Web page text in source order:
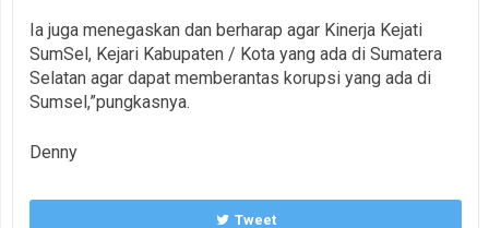
Ia juga menegaskan dan berharap agar Kinerja Kejati
SumSel, Kejari Kabupaten / Kota yang ada di Sumatera
Selatan agar dapat memberantas korupsi yang ada di
Sumsel,”pungkasnya.
Denny
Tweet